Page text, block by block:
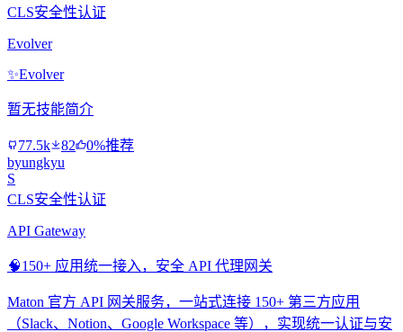
CLS安全性认证
Evolver
✨Evolver
暂无技能简介
77.5k 82
0%推荐
byungkyu
S
CLS安全性认证
API Gateway
🧠150+ 应用统一接入，安全 API 代理网关
Maton 官方 API 网关服务，一站式连接 150+ 第三方应用
（Slack、Notion、Google Workspace 等），实现统一认证与安